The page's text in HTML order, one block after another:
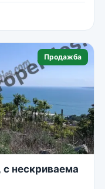
Продажба
нескриваема